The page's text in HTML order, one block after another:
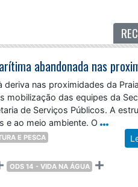
nas proximidades da
mobilização das equipes da
de Serviços Públicos. A
e ao meio ambiente. O
E PESCA
ODS 14 - VIDA NA ÁGUA